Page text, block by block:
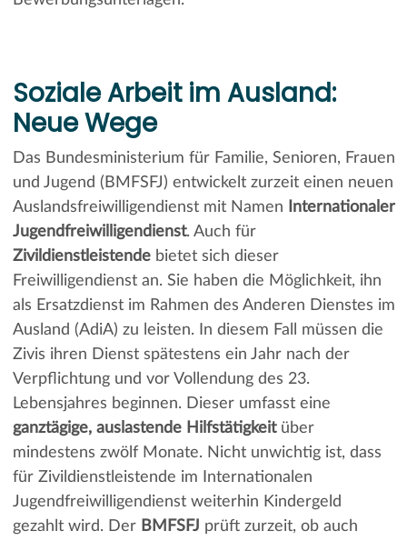
Soziale Arbeit im Ausland:
Neue Wege
Das Bundesministerium für Familie, Senioren, Frauen
und Jugend (BMFSFJ) entwickelt zurzeit einen neuen
Auslandsfreiwilligendienst mit Namen
Internationaler
Jugendfreiwilligendienst. Auch für
Zivildienstleistendebietet sich dieser
Freiwilligendienst an. Sie haben die Möglichkeit, ihn
als Ersatzdienst im Rahmen des Anderen Dienstes im
Ausland (AdiA) zu leisten. In diesem Fall müssen die
Zivis ihren Dienst spätestens ein Jahr nach der
Verpflichtung und vor Vollendung des 23.
Lebensjahres beginnen. Dieser umfasst eine
ganztägige, auslastende Hilfstätigkeitüber
mindestens zwölf Monate. Nicht unwichtig ist, dass
für Zivildienstleistende im Internationalen
Jugendfreiwilligendienst weiterhin Kindergeld
gezahlt wird. Der BMFSFJ prüft zurzeit, ob auch